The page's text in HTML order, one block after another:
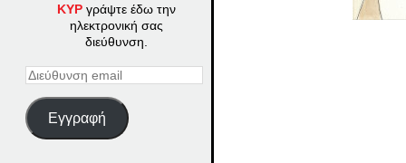
ΚΥΡγράψτε έδω την
ηλεκτρονική σας
διεύθυνση.
Διεύθυνση
Εγγραφή